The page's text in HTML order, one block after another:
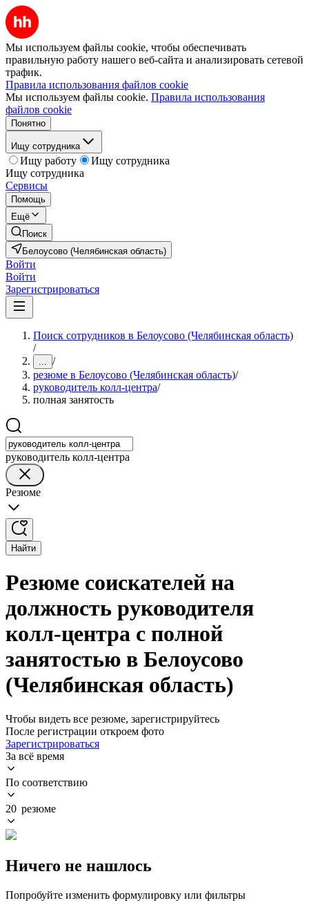
Мы используем файлы cookie, чтобы обеспечивать
правильную работу нашего веб-сайта и анализировать сетевой
трафик.
Правила использования файлов cookie
Мы используем файлы cookie. Правила использования
файлов cookie
Понятно
Ищу сотрудника
Ищу работу
Ищу сотрудника
Ищу сотрудника
Сервисы
Помощь
Ещё
Поиск
Белоусово (Челябинская область)
Войти
Войти
Зарегистрироваться
Поиск сотрудников в Белоусово (Челябинская область)
/
... /
резюме в Белоусово (Челябинская область)/
руководитель колл-центра/
полная занятость
руководитель колл-центра
Резюме
Найти
Резюме соискателей на
должность руководителя
колл-центра с полной
занятостью в Белоусово
(Челябинская область)
Чтобы видеть все резюме, зарегистрируйтесь
После регистрации откроем фото
Зарегистрироваться
За всё время
По соответствию
20 резюме
Ничего не нашлось
Попробуйте изменить формулировку или фильтры